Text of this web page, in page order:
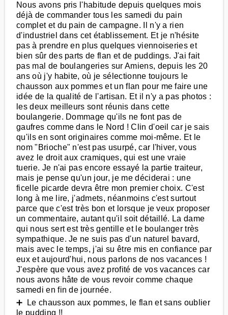
Nous avons pris l'habitude depuis quelques mois
déjà de commander tous les samedi du pain
complet et du pain de campagne. Il n'y a rien
d'industriel dans cet établissement. Et je n'hésite
pas à prendre en plus quelques viennoiseries et
bien sûr des parts de flan et de puddings. J'ai fait
pas mal de boulangeries sur Amiens, depuis les 20
ans où j'y habite, où je sélectionne toujours le
chausson aux pommes et un flan pour me faire une
idée de la qualité de l'artisan. Et il n'y a pas photos :
les deux meilleurs sont réunis dans cette
boulangerie. Dommage qu'ils ne font pas de
gaufres comme dans le Nord ! Clin d'oeil car je sais
qu'ils en sont originaires comme moi-même. Et le
nom "Brioche" n'est pas usurpé, car l'hiver, vous
avez le droit aux cramiques, qui est une vraie
tuerie. Je n'ai pas encore essayé la partie traiteur,
mais je pense qu'un jour, je me déciderai : une
ficelle picarde devra être mon premier choix. C'est
long à me lire, j'admets, néanmoins c'est surtout
parce que c'est très bon et lorsque je veux proposer
un commentaire, autant qu'il soit détaillé. La dame
qui nous sert est très gentille et le boulanger très
sympathique. Je ne suis pas d'un naturel bavard,
mais avec le temps, j'ai su être mis en confiance par
eux et aujourd'hui, nous parlons de nos vacances !
J'espère que vous avez profité de vos vacances car
nous avons hâte de vous revoir comme chaque
samedi en fin de journée.
➕ Le chausson aux pommes, le flan et sans oublier
le pudding !!